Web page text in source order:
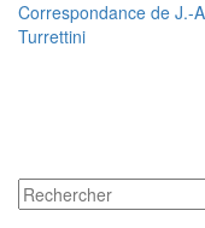
Correspondance de J.-
Turrettini